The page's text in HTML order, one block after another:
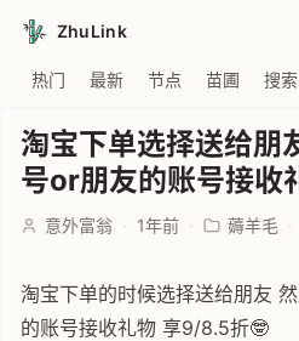
ZhuLink
热门 最新 节点 苗圃 搜索
淘宝下单选择送给朋
号or朋友的账号接收
意外富翁 · 1年前 · 薅羊毛 ·
淘宝下单的时候选择送给朋友
的账号接收礼物 享9/8.5折🤓